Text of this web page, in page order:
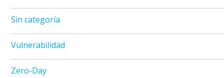
Sin categoría
Vulnerabilidad
Zero-Day